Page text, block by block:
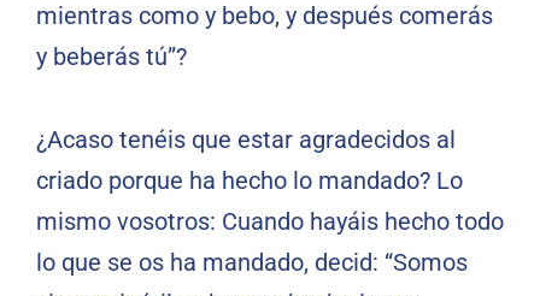
mientras como y bebo, y después comerás
y beberás tú”?
¿Acaso tenéis que estar agradecidos al
criado porque ha hecho lo mandado? Lo
mismo vosotros: Cuando hayáis hecho todo
lo que se os ha mandado, decid: “Somos